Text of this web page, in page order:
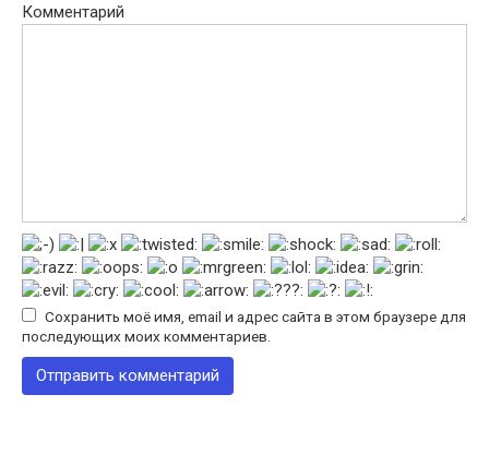
Комментарий
Сохранить моё имя, email и адрес сайта в этом браузере для
последующих моих комментариев.